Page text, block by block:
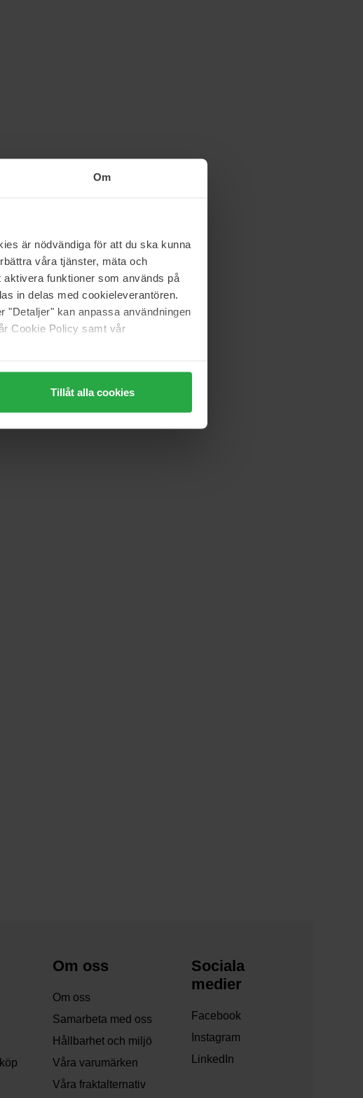
Om
är nödvändiga för att du ska kunna
våra tjänster, mäta och
funktioner som används på
in delas med cookieleverantören.
"Detaljer" kan anpassa användningen
Cookie Policy samt vår
Tillåt alla cookies
Om oss
Om oss
Samarbeta med oss
Hållbarhet och miljö
Våra varumärken
Våra fraktalternativ
Sociala
medier
Facebook
Instagram
LinkedIn